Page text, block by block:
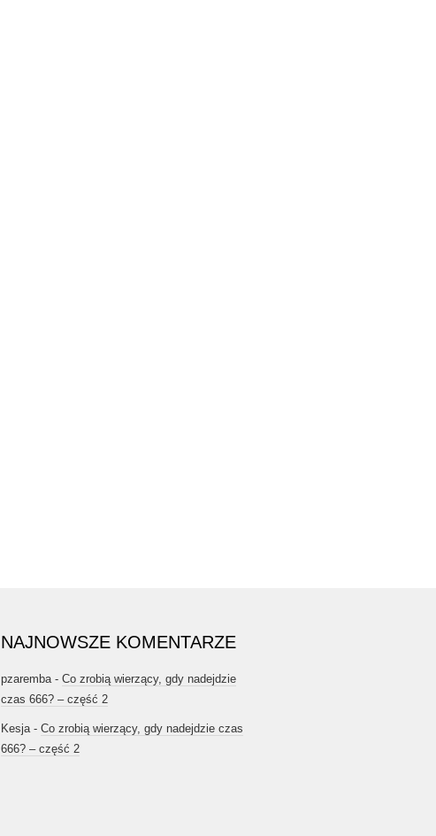
NAJNOWSZE KOMENTARZE
pzaremba- Co zrobią wierzący, gdy nadejdzie
czas 666? – część 2
Kesja- Co zrobią wierzący, gdy nadejdzie czas
666? – część 2